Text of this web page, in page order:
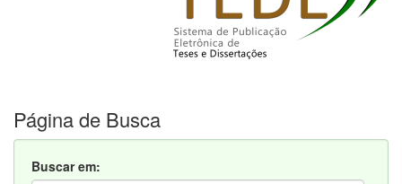
Página de Busca
Buscar em: